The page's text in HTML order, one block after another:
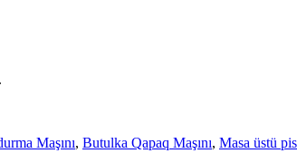
Maşını, Butulka Qapaq Maşını, Masa üstü